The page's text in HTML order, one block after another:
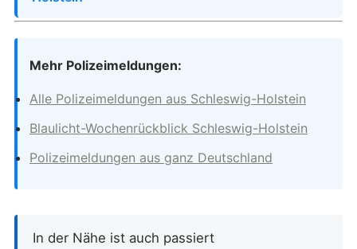
Mehr Polizeimeldungen:
Alle Polizeimeldungen aus Schleswig-Holstein
Blaulicht-Wochenrückblick Schleswig-Holstein
Polizeimeldungen aus ganz Deutschland
In der Nähe ist auch passiert